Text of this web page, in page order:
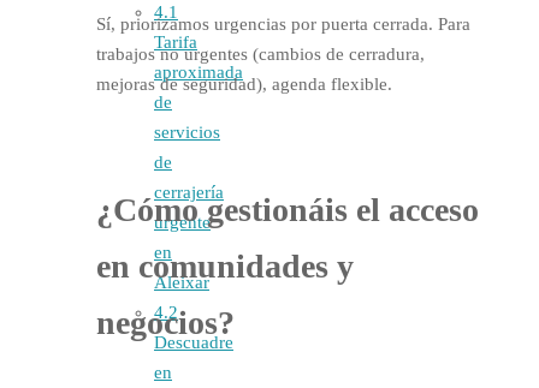
4.1
Tarifa
aproximada
de
servicios
de
cerrajería
urgente
en
Aleixar
4.2
Descuadre
en
Sí, priorizamos urgencias por puerta cerrada. Para
trabajos no urgentes (cambios de cerradura,
mejoras de seguridad), agenda flexible.
¿Cómo gestionáis el acceso
en comunidades y
negocios?